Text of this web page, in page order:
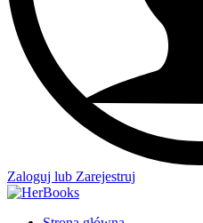
Zaloguj lub Zarejestruj